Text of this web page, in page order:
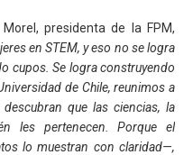
presidenta de la FPM,
en STEM, y eso no se logra
cupos. Se logra construyendo
de Chile, reunimos a
que las ciencias, la
les pertenecen. Porque el
lo muestran con claridad—,